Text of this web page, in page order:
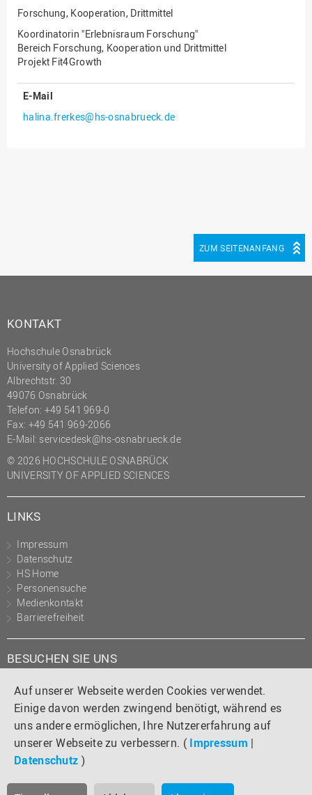
Auf unserer Webseite werden Cookies verwendet.
Einige davon werden zwingend benötigt, während es
uns andere ermöglichen, Ihre Nutzererfahrung auf
unserer Webseite zu verbessern. ( Impressum |
Datenschutz )
Forschung, Kooperation, Drittmittel
Koordinatorin "Erlebnisraum Forschung"
Bereich Forschung, Kooperation und Drittmittel
Projekt Fit4Growth
E-Mail
halina.frerkes@hs-osnabrueck.de
ZUM SEITENANFANG
KONTAKT
Hochschule Osnabrück
University of Applied Sciences
Albrechtstr. 30
49076 Osnabrück
Telefon: +49 541 969-0
Fax: +49 541 969-2066
E-Mail: servicedesk@hs-osnabrueck.de
© 2026 HOCHSCHULE OSNABRÜCK
UNIVERSITY OF APPLIED SCIENCES
LINKS
Impressum
Datenschutz
HS Home
Personensuche
Medienkontakt
Barrierefreiheit
BESUCHEN SIE UNS
Instagram
TiktokLinkedIn
YouTube
Facebook